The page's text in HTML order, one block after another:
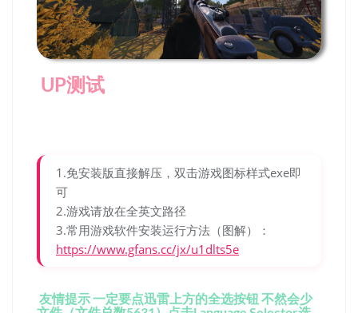
UP测试
1.免安装版直接解压，双击游戏图标样式exe即
可
2.游戏请放在全英文路径
3.常用游戏软件安装运行方法（图解）：
https://www.gfans.cc/jx/u1dlts5e
友情提示 一定要点迅雷上方的全选按钮 不然会少